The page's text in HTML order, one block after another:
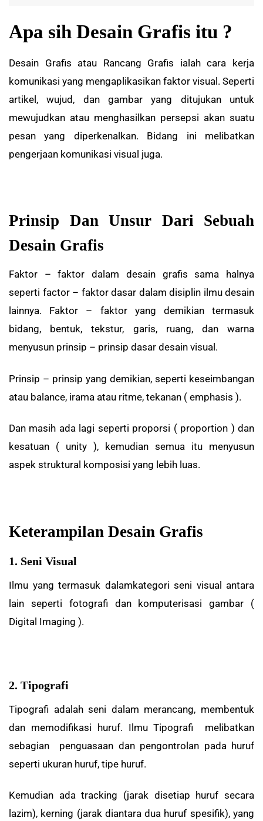
Apa sih Desain Grafis itu ?
Desain Grafis atau Rancang Grafis ialah cara kerja
komunikasi yang mengaplikasikan faktor visual. Seperti
artikel, wujud, dan gambar yang ditujukan untuk
mewujudkan atau menghasilkan persepsi akan suatu
pesan yang diperkenalkan. Bidang ini melibatkan
pengerjaan komunikasi visual juga.
Prinsip Dan Unsur Dari Sebuah
Desain Grafis
Faktor – faktor dalam desain grafis sama halnya
seperti factor – faktor dasar dalam disiplin ilmu desain
lainnya. Faktor – faktor yang demikian termasuk
bidang, bentuk, tekstur, garis, ruang, dan warna
menyusun prinsip – prinsip dasar desain visual.
Prinsip – prinsip yang demikian, seperti keseimbangan
atau balance, irama atau ritme, tekanan ( emphasis ).
Dan masih ada lagi seperti proporsi ( proportion ) dan
kesatuan ( unity ), kemudian semua itu menyusun
aspek struktural komposisi yang lebih luas.
Keterampilan Desain Grafis
1. Seni Visual
Ilmu yang termasuk dalamkategori seni visual antara
lain seperti fotografi dan komputerisasi gambar (
Digital Imaging ).
2. Tipografi
Tipografi adalah seni dalam merancang, membentuk
dan memodifikasi huruf. Ilmu Tipografi melibatkan
sebagian penguasaan dan pengontrolan pada huruf
seperti ukuran huruf, tipe huruf.
Kemudian ada tracking (jarak disetiap huruf secara
lazim), kerning (jarak diantara dua huruf spesifik), yang